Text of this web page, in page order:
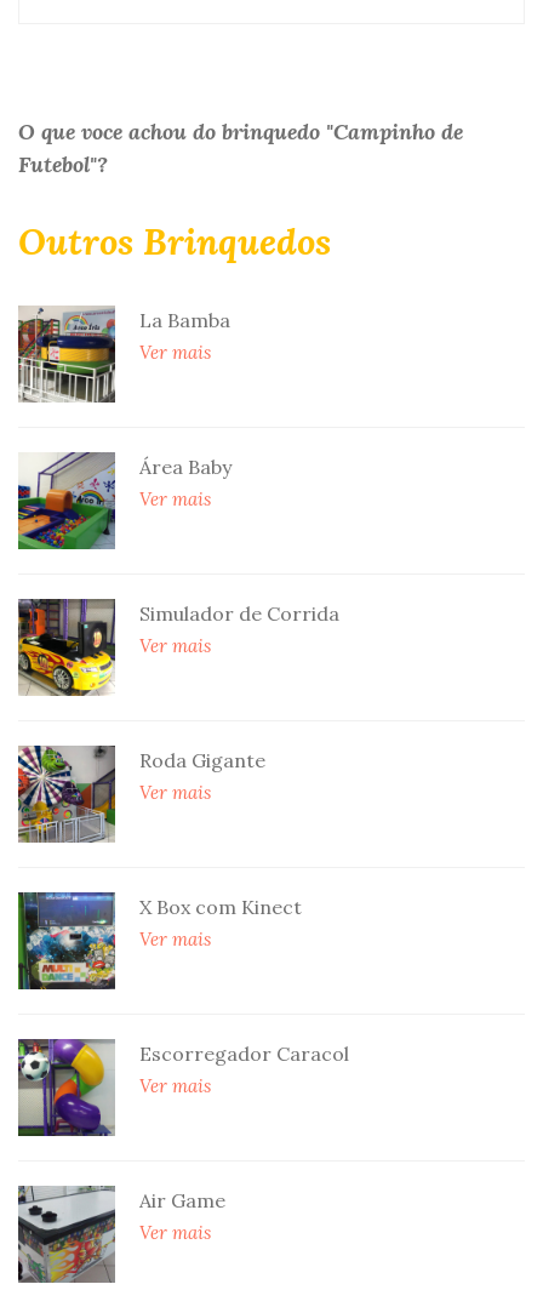
O que voce achou do brinquedo "Campinho de
Futebol"?
Outros Brinquedos
La Bamba
Ver mais
Área Baby
Ver mais
Simulador de Corrida
Ver mais
Roda Gigante
Ver mais
X Box com Kinect
Ver mais
Escorregador Caracol
Ver mais
Air Game
Ver mais